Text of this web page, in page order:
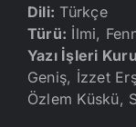
Dili: Türkçe
Türü: İlmi,
Yazı İşleri
Geniş, İzzet
Özlem Küskü,